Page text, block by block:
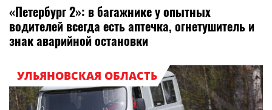
«Петербург 2»: в багажнике у опытных
водителей всегда есть аптечка, огнетушитель и
знак аварийной остановки
УЛЬЯНОВСКАЯ ОБЛАСТЬ